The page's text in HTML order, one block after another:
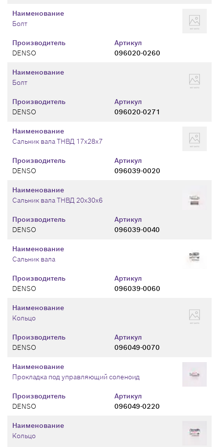
Производитель
DENSO
Артикул
096020-0260
Наименование
Болт
Производитель
DENSO
Артикул
096020-0271
Наименование
Болт
Производитель
DENSO
Артикул
096039-0020
Наименование
Сальник вала ТНВД 17х28х7
Производитель
DENSO
Артикул
096039-0040
Наименование
Сальник вала ТНВД 20х30х6
Производитель
DENSO
Артикул
096039-0060
Наименование
Сальник вала
Производитель
DENSO
Артикул
096049-0070
Наименование
Кольцо
Производитель
DENSO
Артикул
096049-0220
Наименование
Прокладка под управляющий соленоид
Наименование
Кольцо